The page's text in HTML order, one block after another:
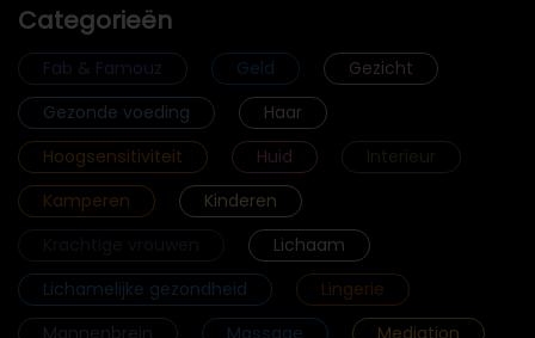
Categorieën
Fab & Famouz Geld
Gezicht
Gezonde voeding
Haar
Hoogsensitiviteit
Huid
Interieur
Kamperen
Kinderen
Lichaam
Lichamelijke gezondheid
Lingerie
Mannenbrein
Massage
Mediation